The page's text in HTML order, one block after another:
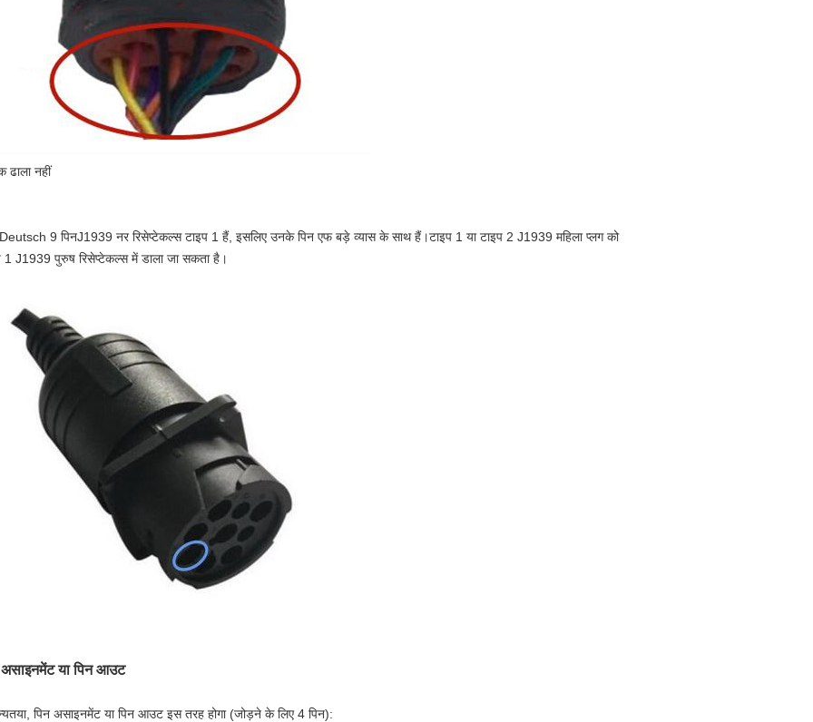
ढाला नहीं
Deutsch 9 पिनJ1939 नर रिसेप्टेकल्स टाइप 1 हैं, इसलिए उनके पिन एफ बड़े व्यास के साथ हैं।टाइप 1 या टाइप 2 J1939 महिला प्लग को
1 J1939 पुरुष रिसेप्टेकल्स में डाला जा सकता है।
असाइनमेंट या पिन आउट
पिन असाइनमेंट या पिन आउट इस तरह होगा (जोड़ने के लिए 4 पिन):